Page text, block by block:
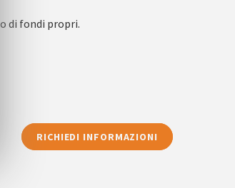
di fondi propri.
RICHIEDI INFORMAZIONI